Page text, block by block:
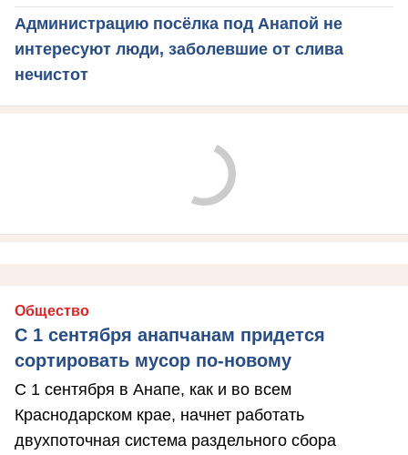
Администрацию посёлка под Анапой не
интересуют люди, заболевшие от слива
нечистот
Общество
С 1 сентября анапчанам придется
сортировать мусор по-новому
С 1 сентября в Анапе, как и во всем
Краснодарском крае, начнет работать
двухпоточная система раздельного сбора